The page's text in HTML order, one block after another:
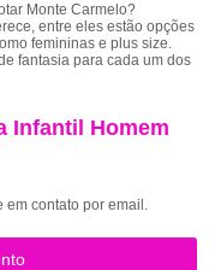
Monte Carmelo?
entre eles estão opções
femininas e plus size.
fantasia para cada um dos
Infantil Homem
em contato por email.